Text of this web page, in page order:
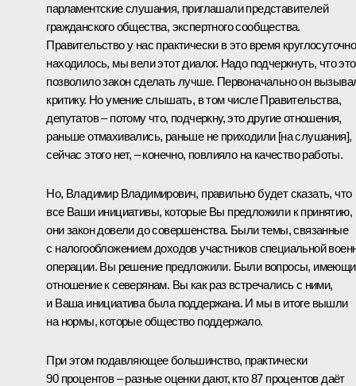
парламентские слушания, приглашали представителей
гражданского общества, экспертного сообщества.
Правительство у нас практически в это время круглосуточно
находилось, мы вели этот диалог. Надо подчеркнуть, что это
позволило закон сделать лучше. Первоначально он
критику. Но умение слышать, в том числе Правительства,
депутатов – потому что, подчеркну, это другие отношения,
раньше отмахивались, раньше не приходили [на слушания],
сейчас этого нет, – конечно, повлияло на качество работы.
Но, Владимир Владимирович, правильно будет сказать, что
все Ваши инициативы, которые Вы предложили к принятию,
они закон довели до совершенства. Были темы, связанные
с налогообложением доходов участников специальной
операции. Вы решение предложили. Были вопросы,
отношение к северянам. Вы как раз встречались с ними,
и Ваша инициатива была поддержана. И мы в итоге вышли
на нормы, которые общество поддержало.
При этом подавляющее большинство, практически
90 процентов – разные оценки дают, кто 87 процентов даёт